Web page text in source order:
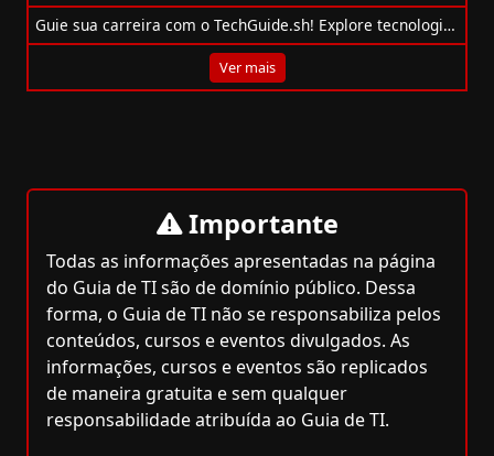
Guie sua carreira com o TechGuide.sh! Explore tecnologias demandadas pelo mercado, pratique desafios e descubra seu caminho ideal.
Ver mais
Importante
Todas as informações apresentadas na página
do Guia de TI são de domínio público. Dessa
forma, o Guia de TI não se responsabiliza pelos
conteúdos, cursos e eventos divulgados. As
informações, cursos e eventos são replicados
de maneira gratuita e sem qualquer
responsabilidade atribuída ao Guia de TI.